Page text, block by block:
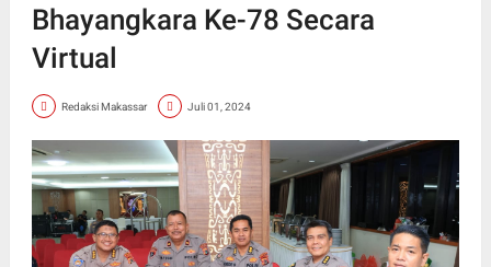
Bhayangkara Ke-78 Secara
Virtual
Redaksi Makassar Juli 01, 2024